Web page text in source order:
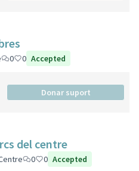
0 0 Accepted
Donar suport
del centre
0 0 Accepted